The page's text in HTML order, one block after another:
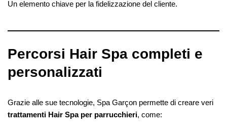
Un elemento chiave per la fidelizzazione del cliente.
Percorsi Hair Spa completi e
personalizzati
Grazie alle sue tecnologie, Spa Garçon permette di creare veri
trattamenti Hair Spa per parrucchieri, come: